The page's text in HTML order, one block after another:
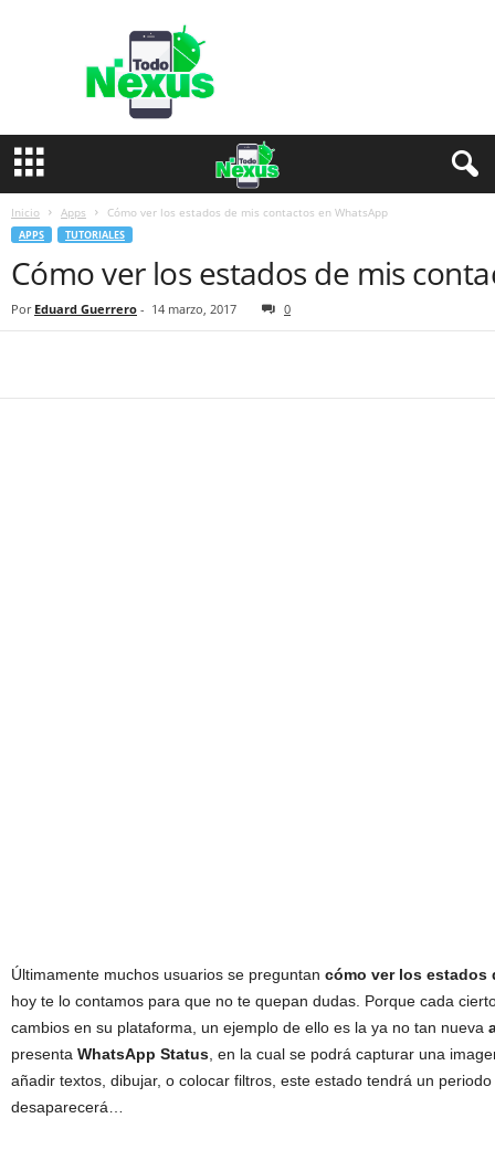
e
Inicio Apps Cómo ver los estados de mis contactos en WhatsApp
APPS TUTORIALES
Cómo ver los estados de mis
Por Eduard Guerrero - 14 marzo, 2017 0
Últimamente muchos usuarios se preguntan cómo ver los estados
hoy te lo contamos para que no te quepan dudas. Porque cada
cambios en su plataforma, un ejemplo de ello es la ya no tan nueva
presenta WhatsApp Status, en la cual se podrá capturar una
añadir textos, dibujar, o colocar filtros, este estado tendrá un
desaparecerá…